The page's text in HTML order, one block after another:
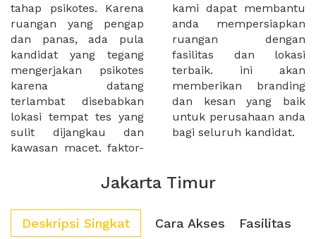
tahap psikotes. Karena
ruangan yang pengap
dan panas, ada pula
kandidat yang tegang
mengerjakan psikotes
karena datang
terlambat disebabkan
lokasi tempat tes yang
sulit dijangkau dan
kawasan macet. faktor-
kami dapat membantu
anda mempersiapkan
ruangan dengan
fasilitas dan lokasi
terbaik. ini akan
memberikan branding
dan kesan yang baik
untuk perusahaan anda
bagi seluruh kandidat.
Jakarta Timur
Deskripsi Singkat Cara Akses Fasilitas